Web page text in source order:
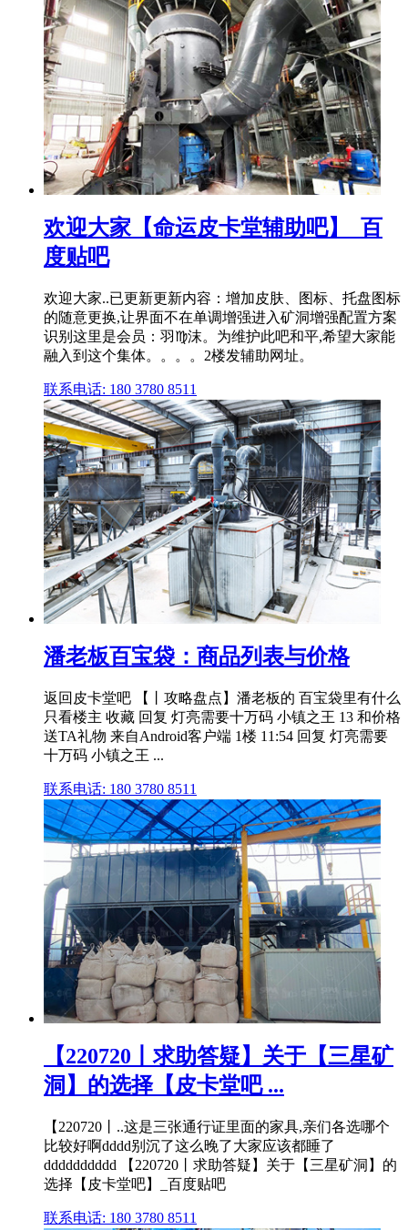
欢迎大家【命运皮卡堂辅助吧】_百
度贴吧
欢迎大家..已更新更新内容：增加皮肤、图标、托盘图标
的随意更换,让界面不在单调增强进入矿洞增强配置方案
识别这里是会员：羽♍沫。为维护此吧和平,希望大家能
融入到这个集体。。。。2楼发辅助网址。
联系电话: 180 3780 8511
潘老板百宝袋：商品列表与价格
返回皮卡堂吧 【丨攻略盘点】潘老板的 百宝袋里有什么
只看楼主 收藏 回复 灯亮需要十万码 小镇之王 13 和价格
送TA礼物 来自Android客户端 1楼 11:54 回复 灯亮需要
十万码 小镇之王 ...
联系电话: 180 3780 8511
【220720丨求助答疑】关于【三星矿
洞】的选择【皮卡堂吧 ...
【220720丨..这是三张通行证里面的家具,亲们各选哪个
比较好啊dddd别沉了这么晚了大家应该都睡了
dddddddddd 【220720丨求助答疑】关于【三星矿洞】的
选择【皮卡堂吧】_百度贴吧
联系电话: 180 3780 8511